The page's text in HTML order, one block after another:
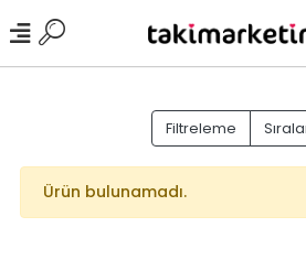
Filtreleme
Ürün bulunamadı.